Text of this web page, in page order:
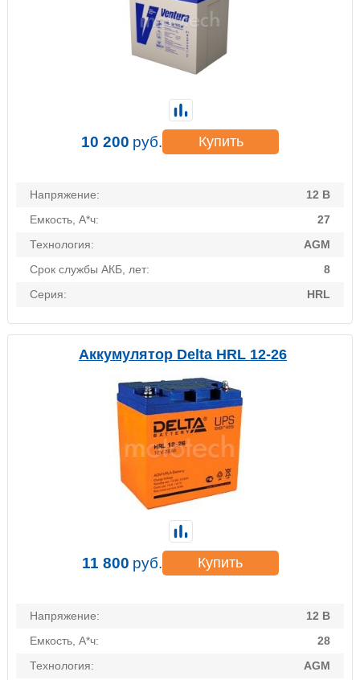
Напряжение:
12 В
Емкость, А*ч:
27
Технология:
AGM
Срок службы АКБ, лет:
8
Серия:
HRL
10 200 руб. Купить
Аккумулятор Delta HRL 12-26
Напряжение:
12 В
Емкость, А*ч:
28
Технология:
AGM
11 800 руб. Купить